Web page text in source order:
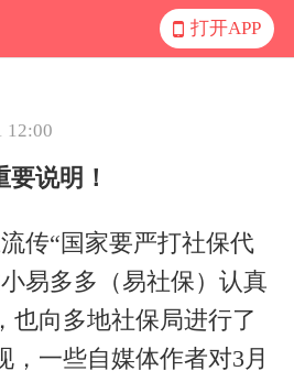
打开APP
12:00
要说明！
传“国家要严打社保代
易多多（易社保）认真
也向多地社保局进行了
，一些自媒体作者对3 月